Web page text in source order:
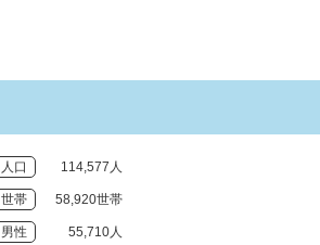
人口 114,577人
世帯 58,920世帯
男性 55,710人